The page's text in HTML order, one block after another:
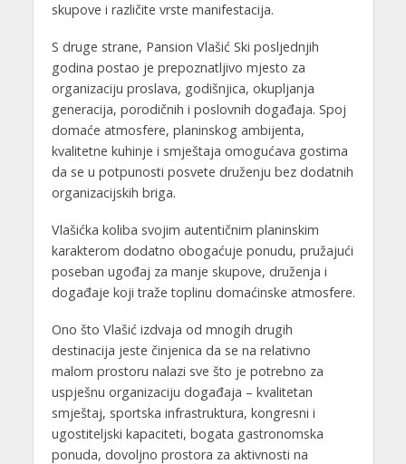
skupove i različite vrste manifestacija.
S druge strane, Pansion Vlašić Ski posljednjih
godina postao je prepoznatljivo mjesto za
organizaciju proslava, godišnjica, okupljanja
generacija, porodičnih i poslovnih događaja. Spoj
domaće atmosfere, planinskog ambijenta,
kvalitetne kuhinje i smještaja omogućava gostima
da se u potpunosti posvete druženju bez dodatnih
organizacijskih briga.
Vlašićka koliba svojim autentičnim planinskim
karakterom dodatno obogaćuje ponudu, pružajući
poseban ugođaj za manje skupove, druženja i
događaje koji traže toplinu domaćinske atmosfere.
Ono što Vlašić izdvaja od mnogih drugih
destinacija jeste činjenica da se na relativno
malom prostoru nalazi sve što je potrebno za
uspješnu organizaciju događaja – kvalitetan
smještaj, sportska infrastruktura, kongresni i
ugostiteljski kapaciteti, bogata gastronomska
ponuda, dovoljno prostora za aktivnosti na